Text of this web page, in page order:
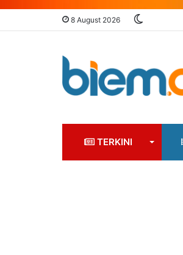
8 August 2026
TERKINI